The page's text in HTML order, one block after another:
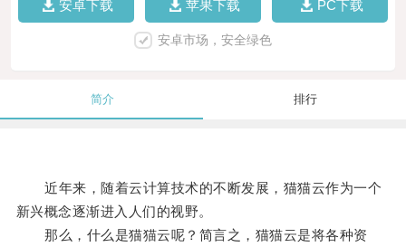
安卓下载 苹果下载 PC下载
安卓市场，安全绿色
简介 排行
近年来，随着云计算技术的不断发展，猫猫云作为一个
新兴概念逐渐进入人们的视野。
那么，什么是猫猫云呢？简言之，猫猫云是将各种资